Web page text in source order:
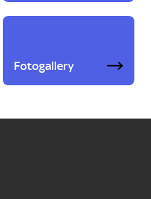
Fotogallery